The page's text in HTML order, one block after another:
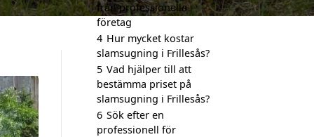
från professionella
företag
4 Hur mycket kostar
slamsugning i Frillesås?
5 Vad hjälper till att
bestämma priset på
slamsugning i Frillesås?
6 Sök efter en
professionell för